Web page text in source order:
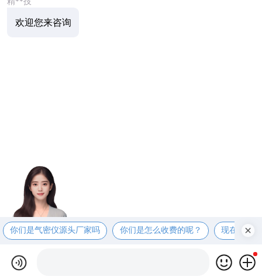
欢迎您来咨询
你们是气密仪源头厂家吗 你们是怎么收费的呢？ 现在有优